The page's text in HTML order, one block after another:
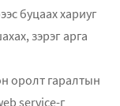
буцаах хариуг
зэрэг арга
оролт гаралтын
service-г